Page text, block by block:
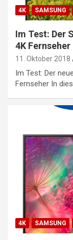
4K SAMSUNG
Im Test: Der
4K Fernseher
11. Oktober 2018
Im Test: Der
Fernseher In
4K SAMSUNG